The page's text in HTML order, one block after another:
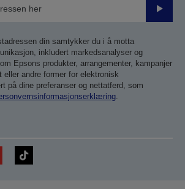
Send
din samtykker du i å motta
inkludert markedsanalyser og
Epsons produkter, arrangementer, kampanjer
eller andre former for elektronisk
på dine preferanser og nettatferd, som
.